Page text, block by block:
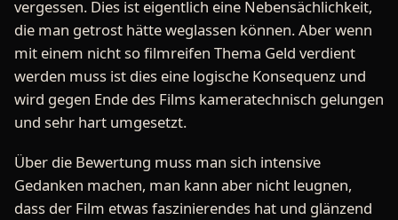
vergessen. Dies ist eigentlich eine Nebensächlichkeit,
die man getrost hätte weglassen können. Aber wenn
mit einem nicht so filmreifen Thema Geld verdient
werden muss ist dies eine logische Konsequenz und
wird gegen Ende des Films kameratechnisch gelungen
und sehr hart umgesetzt.
Über die Bewertung muss man sich intensive
Gedanken machen, man kann aber nicht leugnen,
dass der Film etwas faszinierendes hat und glänzend